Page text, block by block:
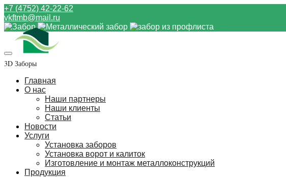
+7 (4752) 42-22-62
vkftmb@mail.ru
3D Заборы
Главная
О нас
Наши партнеры
Наши клиенты
Статьи
Новости
Услуги
Установка заборов
Установка ворот и калиток
Изготовление и монтаж металлоконструкций
Продукция